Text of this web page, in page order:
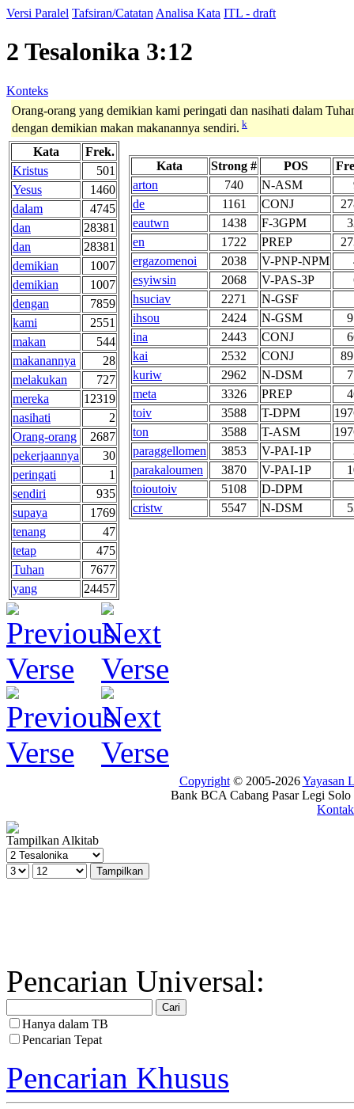
Versi Paralel Tafsiran/Catatan Analisa Kata ITL - draft
2 Tesalonika 3:12
Konteks
Orang-orang yang demikian kami peringati dan nasihati dalam
dengan demikian makan makanannya sendiri. k
Kata
Frek.
Kristus
501
Yesus
1460
dalam
4745
dan
28381
dan
28381
demikian
1007
demikian
1007
dengan
7859
kami
2551
makan
544
makanannya
28
melakukan
727
mereka
12319
nasihati
2
Orang-orang
2687
pekerjaannya
30
peringati
1
sendiri
935
supaya
1769
tenang
47
tetap
475
Tuhan
7677
yang
24457
Kata Strong # POS
arton
740 N-ASM
de
1161 CONJ
eautwn
1438 F-3GPM
en
1722 PREP
ergazomenoi
2038 V-PNP-NPM
esyiwsin
2068 V-PAS-3P
hsuciav
2271
N-GSF
ihsou
2424 N-GSM
ina
2443 CONJ
kai
2532 CONJ
kuriw
2962 N-DSM
meta
3326 PREP
toiv
3588 T-DPM
ton
3588 T-ASM
paraggellomen
3853 V-PAI-1P
parakaloumen
3870 V-PAI-1P
toioutoiv
5108 D-DPM
cristw
5547 N-DSM
Copyright© 2005-2026Yayasan
Bank BCA Cabang Pasar Legi
Kontak
Tampilkan Alkitab
Pencarian Universal:
Hanya dalam TB
Pencarian Tepat
Pencarian Khusus